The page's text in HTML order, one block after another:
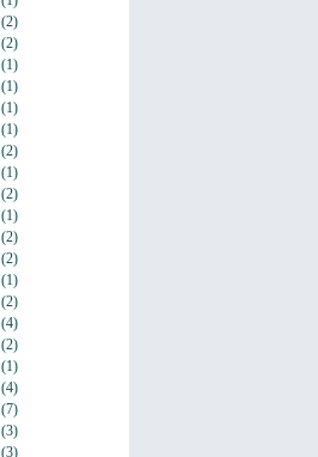
(2)
(2)
(1)
(1)
(1)
(1)
(2)
(1)
(2)
(1)
(2)
(2)
(1)
(2)
(4)
(2)
(1)
(4)
(7)
(3)
(3)